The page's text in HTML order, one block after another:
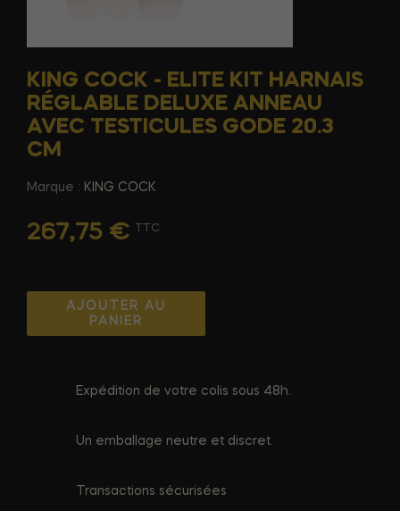
KING COCK - ELITE KIT HARNAIS
RÉGLABLE DELUXE ANNEAU
AVEC TESTICULES GODE 20.3
CM
Marque : KING COCK
267,75 € TTC
AJOUTER AU
PANIER
Expédition de votre colis sous 48h.
Un emballage neutre et discret.
Transactions sécurisées